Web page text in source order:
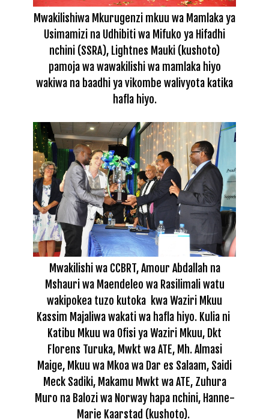
Mwakilishiwa Mkurugenzi mkuu wa Mamlaka ya
Usimamizi na Udhibiti wa Mifuko ya Hifadhi
nchini (SSRA), Lightnes Mauki (kushoto)
pamoja wa wawakilishi wa mamlaka hiyo
wakiwa na baadhi ya vikombe walivyota katika
hafla hiyo.
Mwakilishi wa CCBRT, Amour Abdallah na
Mshauri wa Maendeleo wa Rasilimali watu
wakipokea tuzo kutoka kwa Waziri Mkuu
Kassim Majaliwa wakati wa hafla hiyo. Kulia ni
Katibu Mkuu wa Ofisi ya Waziri Mkuu, Dkt
Florens Turuka, Mwkt wa ATE, Mh. Almasi
Maige, Mkuu wa Mkoa wa Dar es Salaam, Saidi
Meck Sadiki, Makamu Mwkt wa ATE, Zuhura
Muro na Balozi wa Norway hapa nchini, Hanne-
Marie Kaarstad (kushoto).